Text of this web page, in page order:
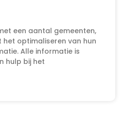
een aantal gemeenten,
het optimaliseren van hun
Alle informatie is
hulp bij het